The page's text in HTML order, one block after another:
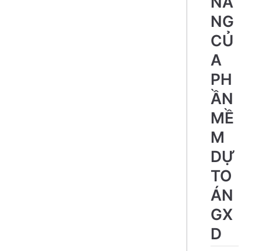
NG
CỦ
A
PH
ẦN
MỀ
M
DỰ
TO
ÁN
GX
D